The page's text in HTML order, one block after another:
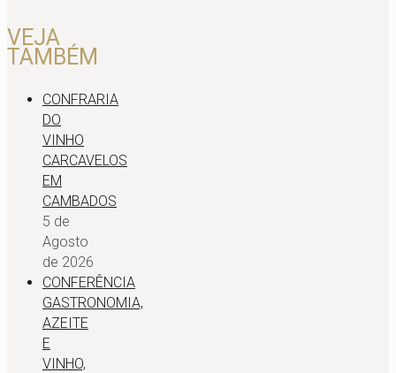
VEJA
TAMBÉM
CONFRARIA
DO
VINHO
CARCAVELOS
EM
CAMBADOS
5 de
Agosto
de 2026
CONFERÊNCIA
GASTRONOMIA,
AZEITE
E
VINHO,